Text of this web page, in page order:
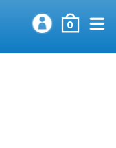
0